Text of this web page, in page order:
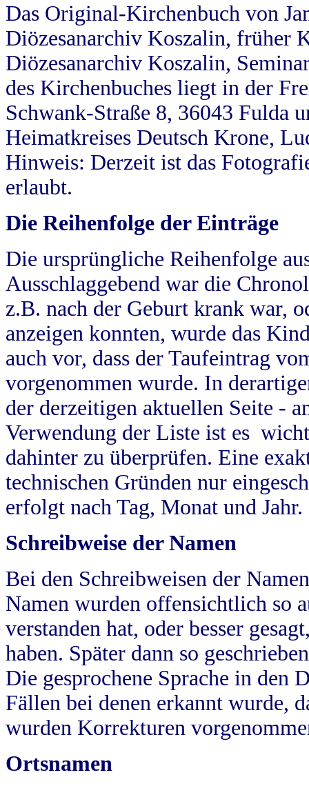
Das Original-Kirchenbuch von
Diözesanarchiv Koszalin, früher
Diözesanarchiv Koszalin,
des Kirchenbuches liegt in der
Schwank-Straße 8, 36043 Fulda
Heimatkreises Deutsch Krone,
Hinweis: Derzeit ist das
erlaubt.
Die Reihenfolge der Einträge
Die ursprüngliche Reihenfolge
Ausschlaggebend war die
z.B. nach der Geburt krank war,
anzeigen konnten, wurde das
auch vor, dass der Taufeintrag
vorgenommen wurde. In
der derzeitigen aktuellen Seite -
Verwendung der Liste ist es
dahinter zu überprüfen. Eine
technischen Gründen nur
erfolgt nach Tag, Monat und Jahr.
Schreibweise der Namen
Bei den Schreibweisen der
Namen wurden offensichtlich so
verstanden hat, oder besser
haben. Später dann so
Die gesprochene Sprache in
Fällen bei denen erkannt wurde,
wurden Korrekturen
Ortsnamen